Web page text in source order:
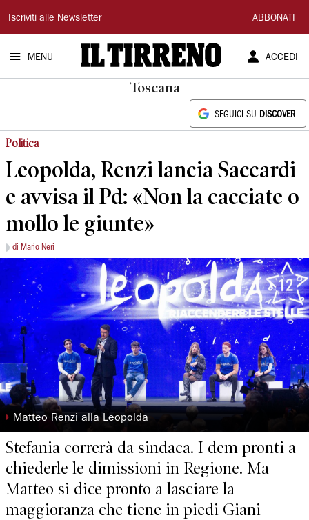
Il
Tirreno
Iscriviti alle Newsletter ABBONATI
MENU ACCEDI
Toscana
SEGUICI SU DISCOVER
Politica
Leopolda, Renzi lancia Saccardi
e avvisa il Pd: «Non la cacciate o
mollo le giunte»
di Mario Neri
◗ Matteo Renzi alla Leopolda
Stefania correrà da sindaca. I dem pronti a
chiederle le dimissioni in Regione. Ma
Matteo si dice pronto a lasciare la
maggioranza che tiene in piedi Giani